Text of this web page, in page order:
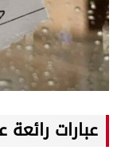
عبارات